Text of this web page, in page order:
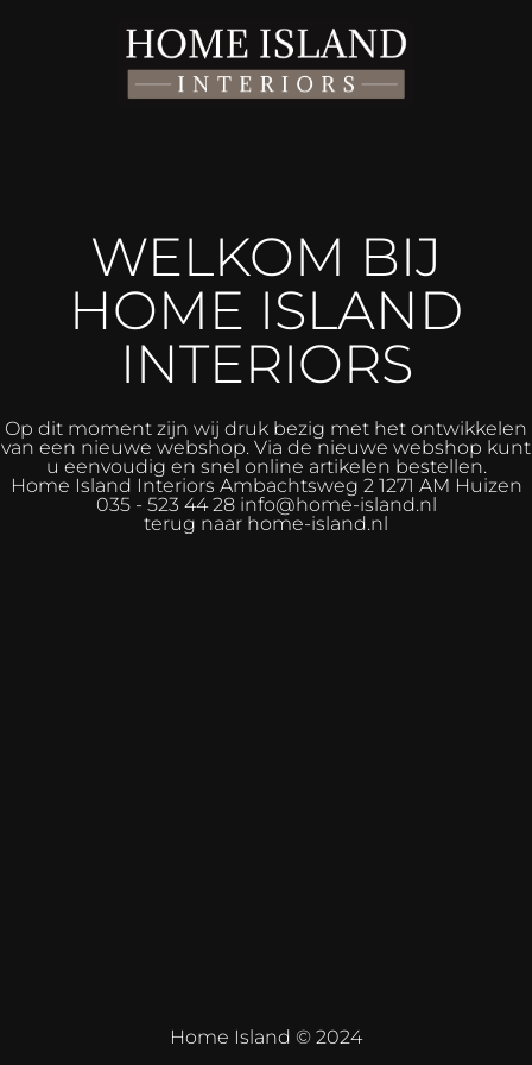
WELKOM BIJ
HOME ISLAND
INTERIORS
Op dit moment zijn wij druk bezig met het ontwikkelen
van een nieuwe webshop. Via de nieuwe webshop kunt
u eenvoudig en snel online artikelen bestellen.
Home Island Interiors Ambachtsweg 2 1271 AM Huizen
035 - 523 44 28 info@home-island.nl
terug naar home-island.nl
Home Island © 2024